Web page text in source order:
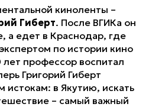
киноленты –
Гиберт. После ВГИКа он
а едет в Краснодар, где
по истории кино
профессор воспитал
Григорий Гиберт
истокам: в Якутию, искать
– самый важный